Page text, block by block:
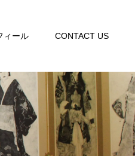
ィール CONTACT US